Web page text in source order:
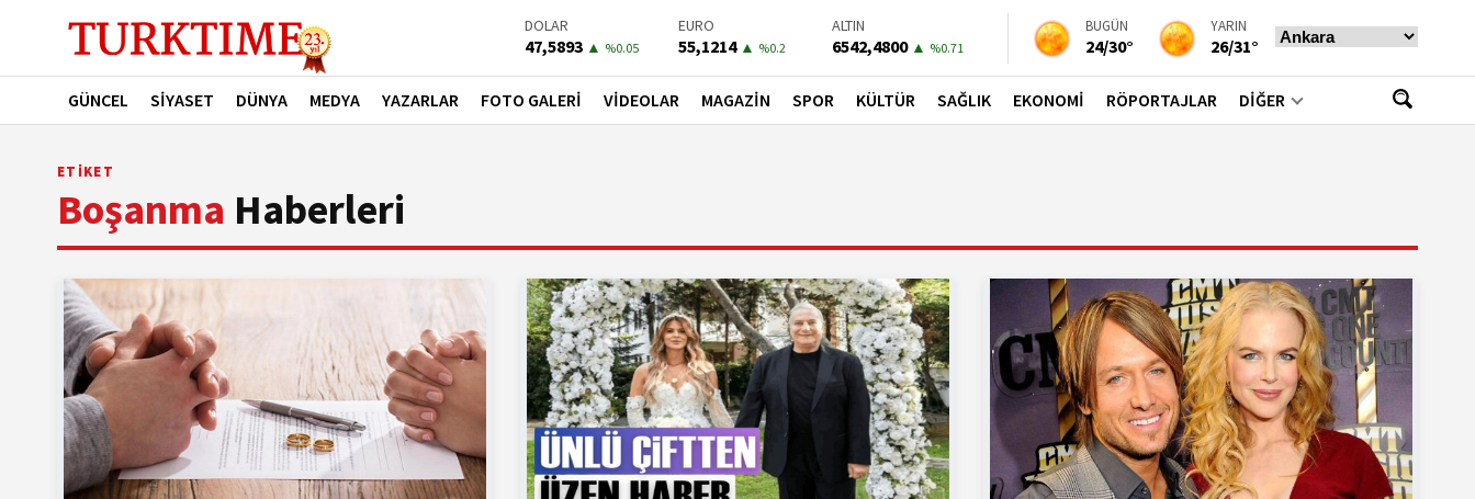
DOLAR
47,5893 ▲ %0.05
EURO
55,1214 ▲ %0.2
ALTIN
6542,4800 ▲ %0.71
BIST-100
13703,13 ▲ %0.11
PETROL
79,3900▲ %0.62
BONO
41,5400 ▲ %0.31
BUGÜN
24/30°
YARIN
26/31°
GÜNCEL SİYASET DÜNYA MEDYA YAZARLAR FOTO GALERİ VİDEOLAR MAGAZİN SPOR KÜLTÜR SAĞLIK EKONOMİ RÖPORTAJLAR DİĞER
ETİKET
Boşanma Haberleri